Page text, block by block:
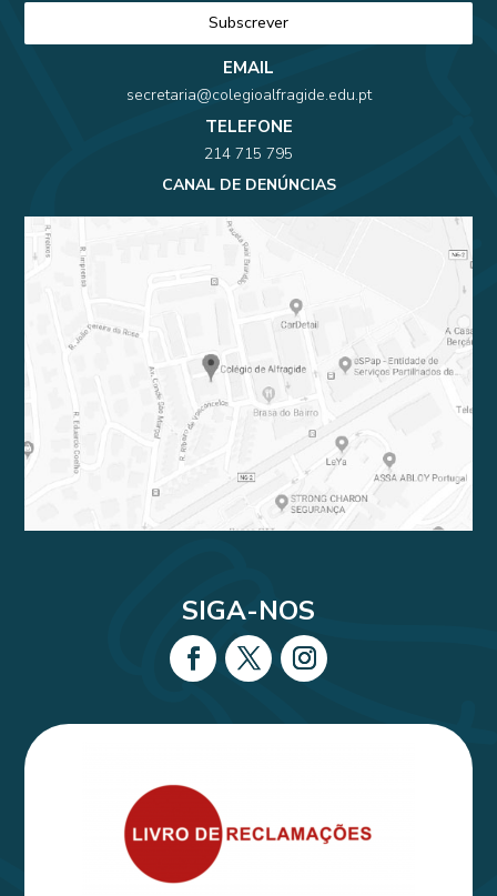
EMAIL
secretaria@colegioalfragide.edu.pt
TELEFONE
214 715 795
CANAL DE DENÚNCIAS
SIGA-NOS